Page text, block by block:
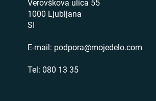
Verovškova ulica 55
1000 Ljubljana
SI
E-mail: podpora@mojedelo.com
Tel: 080 13 35